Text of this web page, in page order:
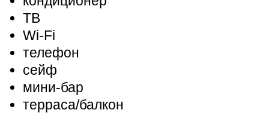
ТВ
Wi-Fi
телефон
сейф
мини-бар
терраса/балкон